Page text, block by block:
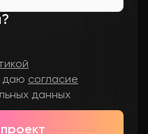
даю согласие
данных